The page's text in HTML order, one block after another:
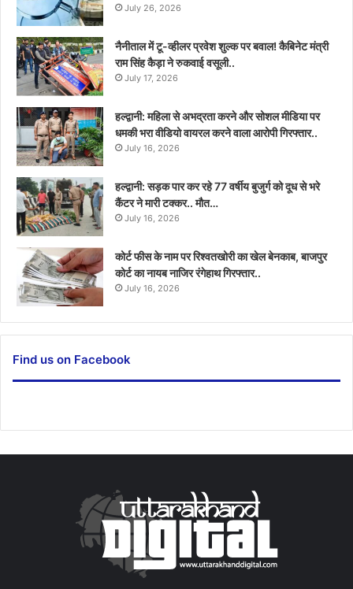
July 26, 2026
नैनीताल में टू-व्हीलर प्रवेश शुल्क पर बवाल! कैबिनेट मंत्री
राम सिंह कैड़ा ने रुकवाई वसूली..
July 17, 2026
हल्द्वानी: महिला से अभद्रता करने और सोशल मीडिया पर
धमकी भरा वीडियो वायरल करने वाला आरोपी गिरफ्तार..
July 16, 2026
हल्द्वानी: सड़क पार कर रहे 77 वर्षीय बुजुर्ग को दूध से भरे
कैंटर ने मारी टक्कर.. मौत…
July 16, 2026
कोर्ट फीस के नाम पर रिश्वतखोरी का खेल बेनकाब, बाजपुर
कोर्ट का नायब नाजिर रंगेहाथ गिरफ्तार..
July 16, 2026
Find us on Facebook